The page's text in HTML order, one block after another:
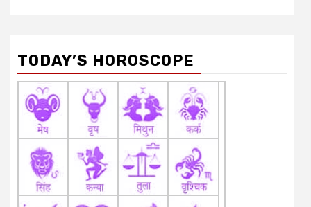
TODAY’S HOROSCOPE